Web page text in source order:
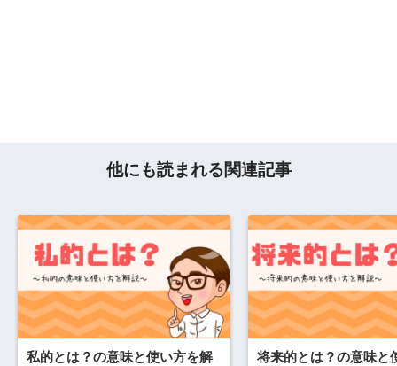
他にも読まれる関連記事
私的とは？の意味と使い方を解
将来的とは？の意味と